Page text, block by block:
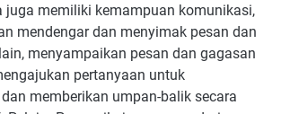
juga memiliki kemampuan komunikasi,
mendengar dan menyimak pesan dan
menyampaikan pesan dan gagasan
pertanyaan untuk
memberikan umpan-balik secara